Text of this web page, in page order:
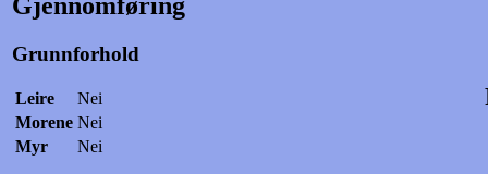
Grunnforhold
Leire
Nei
Morene Nei
Myr
Nei